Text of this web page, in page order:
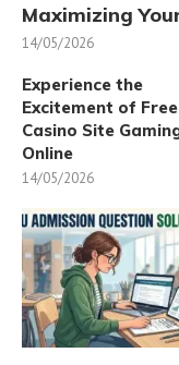
Maximizing
14/05/2026
Experience the
Excitement of Free
Casino Site
Online
14/05/2026